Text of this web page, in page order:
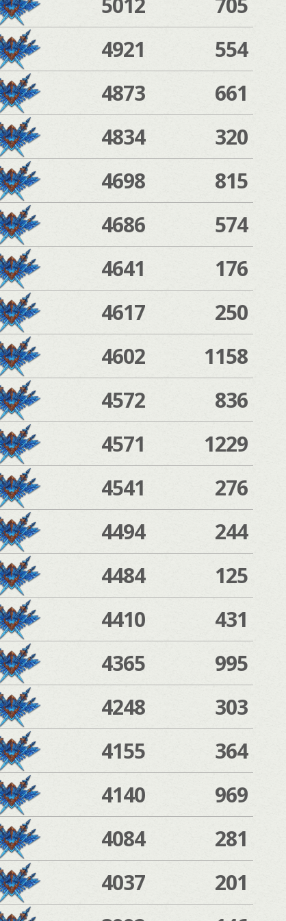
4921 554
4873 661
4834 320
4698 815
4686 574
4641 176
4617 250
4602 1158
4572 836
4571 1229
4541 276
4494 244
4484 125
4410 431
4365 995
4248 303
4155 364
4140 969
4084 281
4037 201